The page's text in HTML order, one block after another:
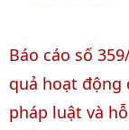
Báo cáo số
quả hoạt động
pháp luật và